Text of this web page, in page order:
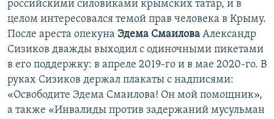
российскими силовиками крымских татар, и в
целом интересовался темой прав человека в Крыму.
После ареста опекуна Эдема Смаилова Александр
Сизиков дважды выходил с одиночными пикетами
в его поддержку: в апреле 2019-го и в мае 2020-го. В
руках Сизиков держал плакаты с надписями:
«Освободите Эдема Смаилова! Он мой помощник»,
а также «Инвалиды против задержаний мусульман